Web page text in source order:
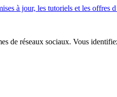
à jour, les tutoriels et les offres
de réseaux sociaux. Vous